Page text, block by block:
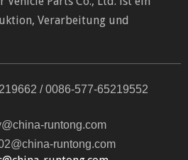
Verarbeitung und
/ 0086-577-65219552
runtong.com
runtong.com